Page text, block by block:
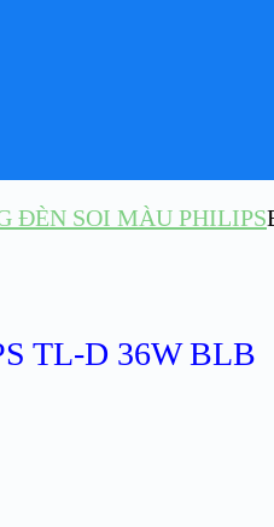
ĐÈN SOI MÀU PHILIPS
TL-D 36W BLB